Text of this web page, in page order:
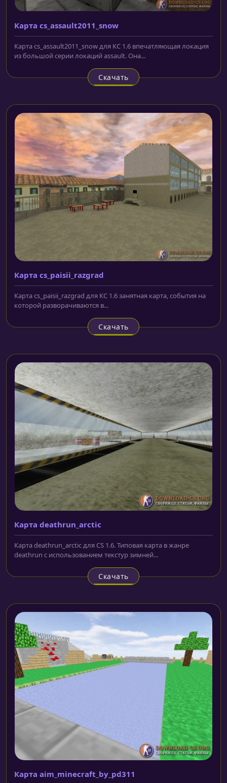
Карта cs_assault2011_snow
Карта cs_assault2011_snow для КС 1.6 впечатляющая локация
из большой серии локаций assault. Она...
Скачать
Карта cs_paisii_razgrad
Карта cs_paisii_razgrad для КС 1.6 занятная карта, события на
которой разворачиваются в...
Скачать
Карта deathrun_arctic
Карта deathrun_arctic для CS 1.6. Типовая карта в жанре
deathrun с использованием текстур зимней...
Скачать
Карта aim_minecraft_by_pd311